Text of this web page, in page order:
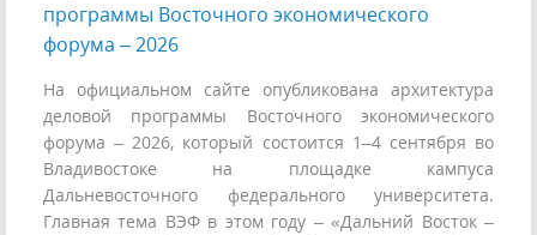
программы Восточного экономического
форума – 2026
На официальном сайте опубликована архитектура
деловой программы Восточного экономического
форума – 2026, который состоится 1–4 сентября во
Владивостоке на площадке кампуса
Дальневосточного федерального университета.
Главная тема ВЭФ в этом году – «Дальний Восток –